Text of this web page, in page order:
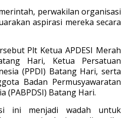
perwakilan organisasi
aspirasi mereka secara
Plt Ketua APDESI Merah
Hari, Ketua Persatuan
(PPDI) Batang Hari, serta
Badan Permusyawaratan
(PABPDSI) Batang Hari.
ini menjadi wadah untuk